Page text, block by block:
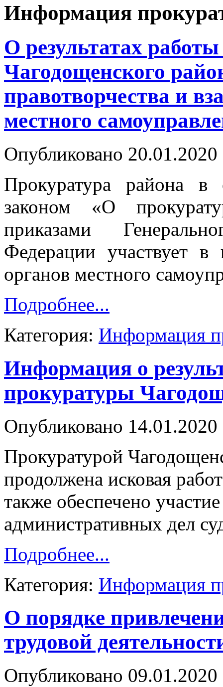
Информация
О результатах
Чагодощенского
правотворчества и
местного
Опубликовано
Прокуратура района в
законом «О
приказами
Федерации участвует в
органов местного
Подробнее...
Категория: Информация
Информация о
прокуратуры
Опубликовано
Прокуратурой
продолжена исковая
также обеспечено
административных дел
Подробнее...
Категория: Информация
О порядке
трудовой
Опубликовано